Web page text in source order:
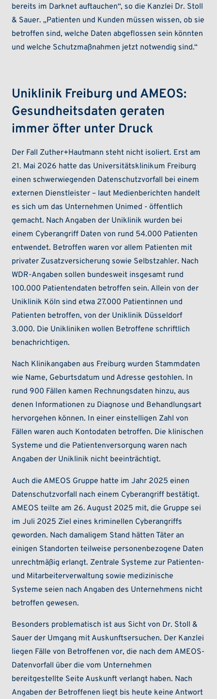
bereits im Darknet auftauchen“, so die Kanzlei Dr. Stoll
& Sauer. „Patienten und Kunden müssen wissen, ob sie
betroffen sind, welche Daten abgeflossen sein könnten
und welche Schutzmaßnahmen jetzt notwendig sind.“
Uniklinik Freiburg und AMEOS:
Gesundheitsdaten geraten
immer öfter unter Druck
Der Fall Zuther+Hautmann steht nicht isoliert. Erst am
21. Mai 2026 hatte das Universitätsklinikum Freiburg
einen schwerwiegenden Datenschutzvorfall bei einem
externen Dienstleister – laut Medienberichten handelt
es sich um das Unternehmen Unimed - öffentlich
gemacht. Nach Angaben der Uniklinik wurden bei
einem Cyberangriff Daten von rund 54.000 Patienten
entwendet. Betroffen waren vor allem Patienten mit
privater Zusatzversicherung sowie Selbstzahler. Nach
WDR-Angaben sollen bundesweit insgesamt rund
100.000 Patientendaten betroffen sein. Allein von der
Uniklinik Köln sind etwa 27.000 Patientinnen und
Patienten betroffen, von der Uniklinik Düsseldorf
3.000. Die Unikliniken wollen Betroffene schriftlich
benachrichtigen.
Nach Klinikangaben aus Freiburg wurden Stammdaten
wie Name, Geburtsdatum und Adresse gestohlen. In
rund 900 Fällen kamen Rechnungsdaten hinzu, aus
denen Informationen zu Diagnose und Behandlungsart
hervorgehen können. In einer einstelligen Zahl von
Fällen waren auch Kontodaten betroffen. Die klinischen
Systeme und die Patientenversorgung waren nach
Angaben der Uniklinik nicht beeinträchtigt.
Auch die AMEOS Gruppe hatte im Jahr 2025 einen
Datenschutzvorfall nach einem Cyberangriff bestätigt.
AMEOS teilte am 26. August 2025 mit, die Gruppe sei
im Juli 2025 Ziel eines kriminellen Cyberangriffs
geworden. Nach damaligem Stand hätten Täter an
einigen Standorten teilweise personenbezogene Daten
unrechtmäßig erlangt. Zentrale Systeme zur Patienten-
und Mitarbeiterverwaltung sowie medizinische
Systeme seien nach Angaben des Unternehmens nicht
betroffen gewesen.
Besonders problematisch ist aus Sicht von Dr. Stoll &
Sauer der Umgang mit Auskunftsersuchen. Der Kanzlei
liegen Fälle von Betroffenen vor, die nach dem AMEOS-
Datenvorfall über die vom Unternehmen
bereitgestellte Seite Auskunft verlangt haben. Nach
Angaben der Betroffenen liegt bis heute keine Antwort